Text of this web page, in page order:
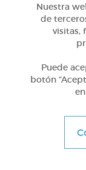
Nuestra
de
visitas,
Puede
botón